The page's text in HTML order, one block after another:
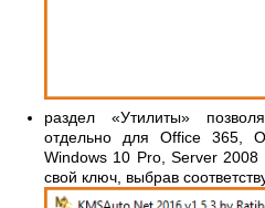
раздел «Утилиты»
отдельно для Office 365,
Windows 10 Pro, Server
свой ключ, выбрав